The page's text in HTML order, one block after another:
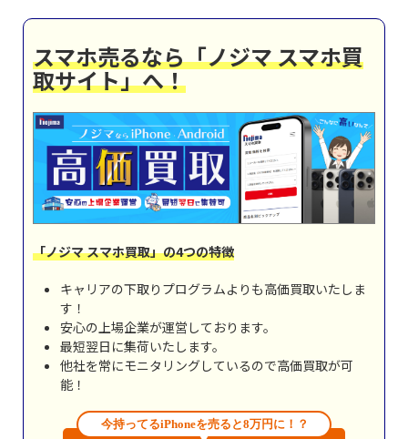
スマホ売るなら「ノジマ スマホ買
取サイト」へ！
「ノジマ スマホ買取」の4つの特徴
キャリアの下取りプログラムよりも高価買取いたしま
す！
安心の上場企業が運営しております。
最短翌日に集荷いたします。
他社を常にモニタリングしているので高価買取が可
能！
今持ってるiPhoneを売ると8万円に！？